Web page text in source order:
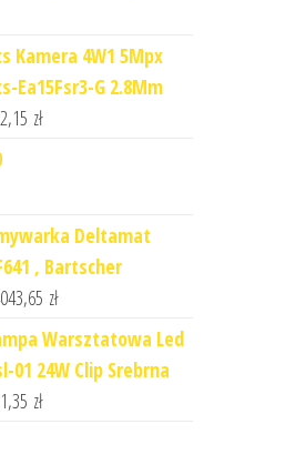
Kamera 4W1 5Mpx
Ea15Fsr3-G 2.8Mm
zł
Deltamat
, Bartscher
zł
Warsztatowa Led
01 24W Clip Srebrna
zł